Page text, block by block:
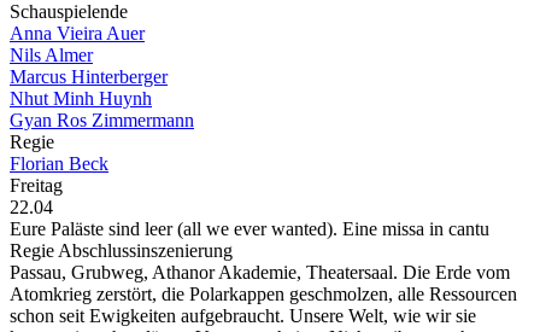
Schauspielende
Anna Vieira Auer
Nils Almer
Marcus Hinterberger
Nhut Minh Huynh
Gyan Ros Zimmermann
Regie
Florian Beck
Freitag
22.04
Eure Paläste sind leer (all we ever wanted). Eine missa in cantu
Regie Abschlussinszenierung
Passau, Grubweg, Athanor Akademie, Theatersaal. Die Erde vom
Atomkrieg zerstört, die Polarkappen geschmolzen, alle Ressourcen
schon seit Ewigkeiten aufgebraucht. Unsere Welt, wie wir sie